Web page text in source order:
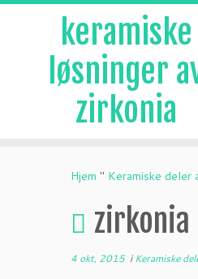
keramiske
løsninger
zirkonia
Hjem " Keramiske deler
zirkonia
4 okt, 2015iKeramiske